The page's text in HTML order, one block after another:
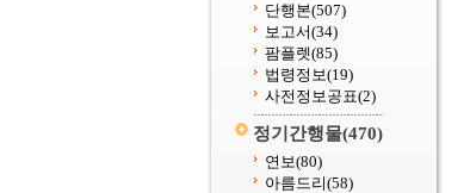
단행본(507)
보고서(34)
팜플렛(85)
법령정보(19)
사전정보공표(2)
정기간행물(470)
연보(80)
아름드리(58)